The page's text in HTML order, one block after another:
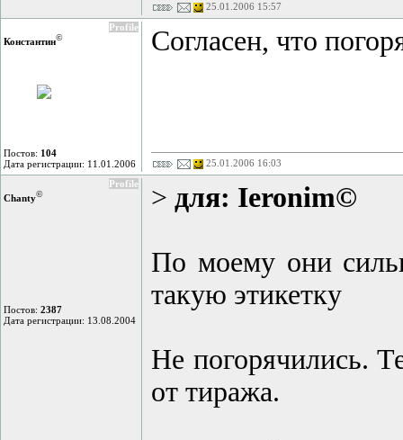
25.01.2006 15:57
Profile
Константин©
Постов: 104
Дата регистрации: 11.01.2006
Согласен, что
25.01.2006 16:03
Profile
Chanty©
Постов: 2387
Дата регистрации: 13.08.2004
> для: Ieronim©
По моему они
такую этикетку
Не погорячились.
от тиража.